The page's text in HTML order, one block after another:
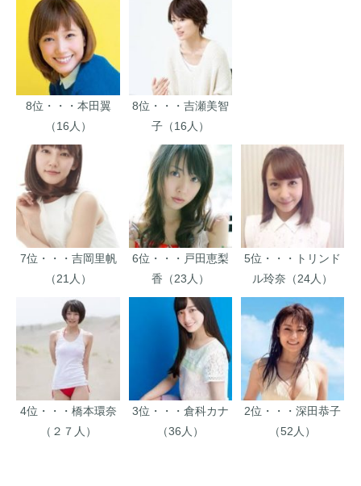
8位・・・本田翼
（16人）
8位・・・吉瀬美智
子（16人）
7位・・・吉岡里帆
（21人）
6位・・・戸田恵梨
香（23人）
5位・・・トリンド
ル玲奈（24人）
4位・・・橋本環奈
（２７人）
3位・・・倉科カナ
（36人）
2位・・・深田恭子
（52人）